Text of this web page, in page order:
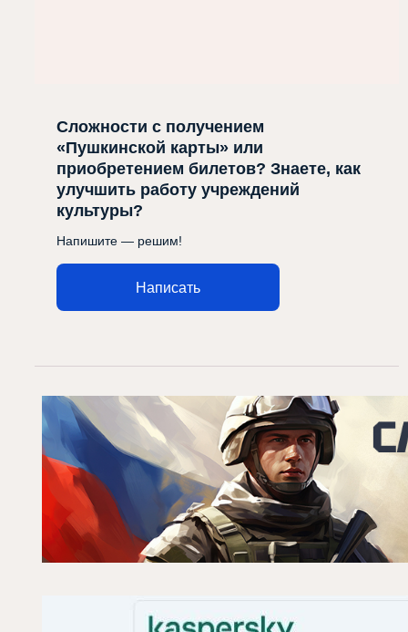
Сложности с получением
«Пушкинской карты» или
приобретением билетов? Знаете, как
улучшить работу учреждений
культуры?
Напишите — решим!
Написать